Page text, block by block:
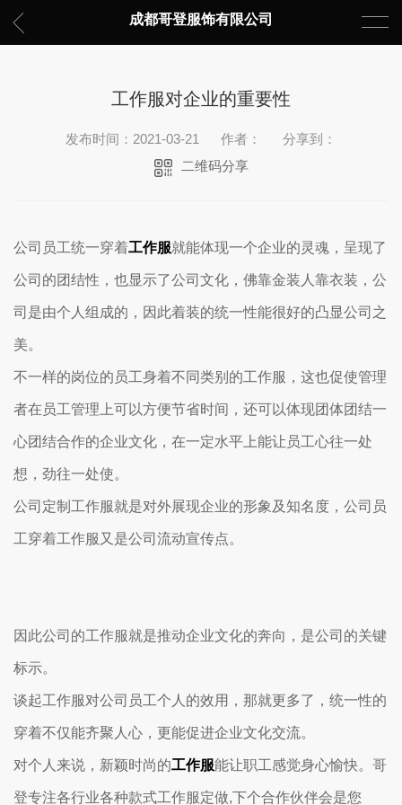
成都哥登服饰有限公司
工作服对企业的重要性
发布时间：2021-03-21 作者：
分享到：
二维码分享
公司员工统一穿着工作服就能体现一个企业的灵魂，呈现了
公司的团结性，也显示了公司文化，佛靠金装人靠衣装，公
司是由个人组成的，因此着装的统一性能很好的凸显公司之
美。
不一样的岗位的员工身着不同类别的工作服，这也促使管理
者在员工管理上可以方便节省时间，还可以体现团体团结一
心团结合作的企业文化，在一定水平上能让员工心往一处
想，劲往一处使。
公司定制工作服就是对外展现企业的形象及知名度，公司员
工穿着工作服又是公司流动宣传点。
因此公司的工作服就是推动企业文化的奔向，是公司的关键
标示。
谈起工作服对公司员工个人的效用，那就更多了，统一性的
穿着不仅能齐聚人心，更能促进企业文化交流。
对个人来说，新颖时尚的工作服能让职工感觉身心愉快。哥
登专注各行业各种款式工作服定做,下个合作伙伴会是您